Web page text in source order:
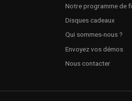
Notre programme de
Disques cadeaux
Qui sommes-nous ?
Envoyez vos démos
Nous contacter